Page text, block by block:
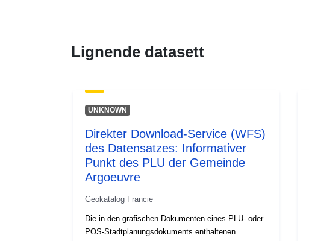
Lignende datasett
UNKNOWN
Direkter Download-Service (WFS)
des Datensatzes: Informativer
Punkt des PLU der Gemeinde
Argoeuvre
Geokatalog Francie
Die in den grafischen Dokumenten eines PLU- oder
POS-Stadtplanungsdokuments enthaltenen